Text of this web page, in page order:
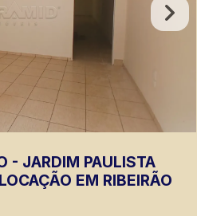
- JARDIM PAULISTA
EM RIBEIRÃO